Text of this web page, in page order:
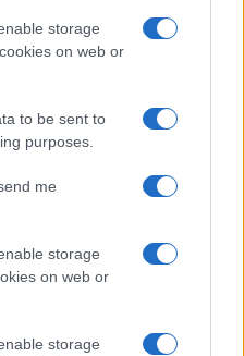
storage
on web or
to be sent to
purposes.
me
storage
on web or
storage